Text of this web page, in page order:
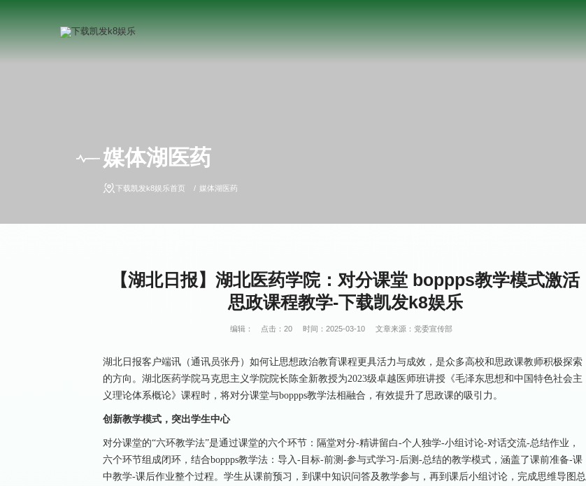
媒体湖医药
下载凯发k8娱乐首页 媒体湖医药
【湖北日报】湖北医药学院：对分课堂 boppps教学模式激活
思政课程教学-下载凯发k8娱乐
编辑： 点击： 20 时间：2025-03-10 文章来源：党委宣传部
湖北日报客户端讯（通讯员张丹）如何让思想政治教育课程更具活力与成效，是众多高校和思政课教师积极探索
的方向。湖北医药学院马克思主义学院院长陈全新教授为2023级卓越医师班讲授《毛泽东思想和中国特色社会主
义理论体系概论》课程时，将对分课堂与boppps教学法相融合，有效提升了思政课的吸引力。
创新教学模式，突出学生中心
对分课堂的“六环教学法”是通过课堂的六个环节：隔堂对分-精讲留白-个人独学-小组讨论-对话交流-总结作业，
六个环节组成闭环，结合boppps教学法：导入-目标-前测-参与式学习-后测-总结的教学模式，涵盖了课前准备-课
中教学-课后作业整个过程。学生从课前预习，到课中知识问答及教学参与，再到课后小组讨论，完成思维导图总